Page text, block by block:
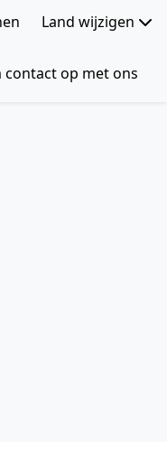
Land wijzigen
contact op met ons